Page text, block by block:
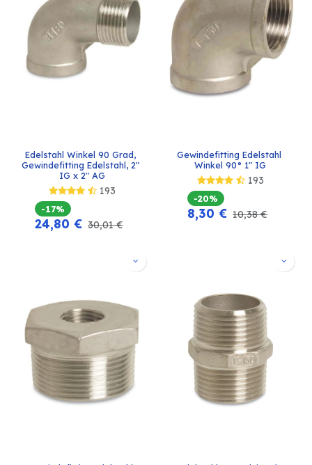
Edelstahl Winkel 90 Grad,
Gewindefitting Edelstahl, 2"
IG x 2" AG
193
-17%
24,80 € 30,01€
Gewindefitting Edelstahl
Winkel 90° 1" IG
193
-20%
8,30 € 10,38€